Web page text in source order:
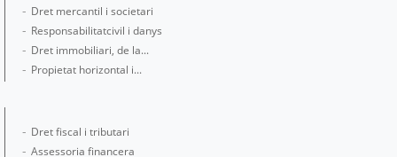
Dret mercantil i societari
Responsabilitatcivil i danys
Dret immobiliari, de la...
Propietat horizontal i...
Dret fiscal i tributari
Assessoria financera